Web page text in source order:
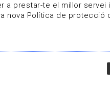
prestar-te el millor servei
nova Política de protecció